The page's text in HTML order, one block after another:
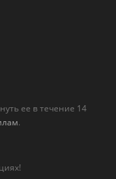
ее в течение 14
.